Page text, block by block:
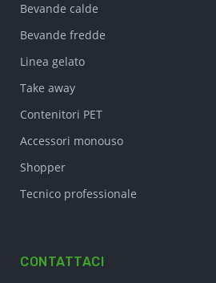
Bevande calde
Bevande fredde
Linea gelato
Take away
Contenitori PET
Accessori monouso
Shopper
Tecnico professionale
CONTATTACI